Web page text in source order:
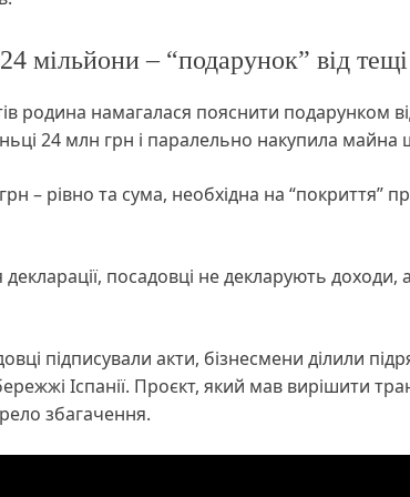
24 мільйони – “подарунок” від тещі
родина намагалася пояснити подарунком
24 млн грн і паралельно накупила
– рівно та сума, необхідна на “покриття”
посадовці не декларують
підписували акти, бізнесмени ділили
Іспанії. Проєкт, який мав вирішити
збагачення.